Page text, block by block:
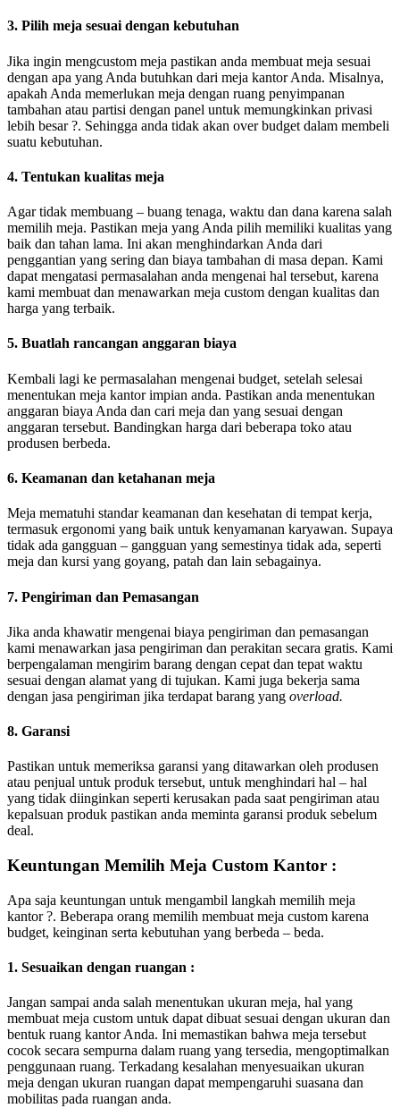
3. Pilih meja sesuai dengan kebutuhan
Jika ingin mengcustom meja pastikan anda membuat meja sesuai
dengan apa yang Anda butuhkan dari meja kantor Anda. Misalnya,
apakah Anda memerlukan meja dengan ruang penyimpanan
tambahan atau partisi dengan panel untuk memungkinkan privasi
lebih besar ?. Sehingga anda tidak akan over budget dalam membeli
suatu kebutuhan.
4. Tentukan kualitas meja
Agar tidak membuang – buang tenaga, waktu dan dana karena salah
memilih meja. Pastikan meja yang Anda pilih memiliki kualitas yang
baik dan tahan lama. Ini akan menghindarkan Anda dari
penggantian yang sering dan biaya tambahan di masa depan. Kami
dapat mengatasi permasalahan anda mengenai hal tersebut, karena
kami membuat dan menawarkan meja custom dengan kualitas dan
harga yang terbaik.
5. Buatlah rancangan anggaran biaya
Kembali lagi ke permasalahan mengenai budget, setelah selesai
menentukan meja kantor impian anda. Pastikan anda menentukan
anggaran biaya Anda dan cari meja dan yang sesuai dengan
anggaran tersebut. Bandingkan harga dari beberapa toko atau
produsen berbeda.
6. Keamanan dan ketahanan meja
Meja mematuhi standar keamanan dan kesehatan di tempat kerja,
termasuk ergonomi yang baik untuk kenyamanan karyawan. Supaya
tidak ada gangguan – gangguan yang semestinya tidak ada, seperti
meja dan kursi yang goyang, patah dan lain sebagainya.
7. Pengiriman dan Pemasangan
Jika anda khawatir mengenai biaya pengiriman dan pemasangan
kami menawarkan jasa pengiriman dan perakitan secara gratis. Kami
berpengalaman mengirim barang dengan cepat dan tepat waktu
sesuai dengan alamat yang di tujukan. Kami juga bekerja sama
dengan jasa pengiriman jika terdapat barang yang overload.
8. Garansi
Pastikan untuk memeriksa garansi yang ditawarkan oleh produsen
atau penjual untuk produk tersebut, untuk menghindari hal – hal
yang tidak diinginkan seperti kerusakan pada saat pengiriman atau
kepalsuan produk pastikan anda meminta garansi produk sebelum
deal.
Keuntungan Memilih Meja Custom Kantor :
Apa saja keuntungan untuk mengambil langkah memilih meja
kantor ?. Beberapa orang memilih membuat meja custom karena
budget, keinginan serta kebutuhan yang berbeda – beda.
1. Sesuaikan dengan ruangan :
Jangan sampai anda salah menentukan ukuran meja, hal yang
membuat meja custom untuk dapat dibuat sesuai dengan ukuran dan
bentuk ruang kantor Anda. Ini memastikan bahwa meja tersebut
cocok secara sempurna dalam ruang yang tersedia, mengoptimalkan
penggunaan ruang. Terkadang kesalahan menyesuaikan ukuran
meja dengan ukuran ruangan dapat mempengaruhi suasana dan
mobilitas pada ruangan anda.